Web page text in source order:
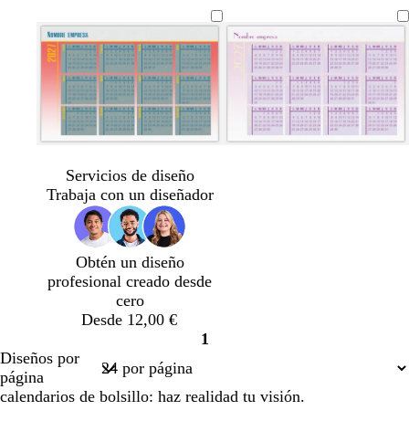
Servicios de diseño
Trabaja con un diseñador
Obtén un diseño
profesional creado desde
cero
Desde 12,00 €
Página
1
Diseños por
página
calendarios de bolsillo: haz realidad tu visión.